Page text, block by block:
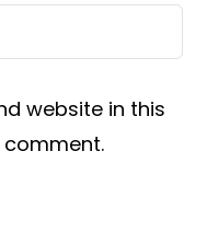
website in this